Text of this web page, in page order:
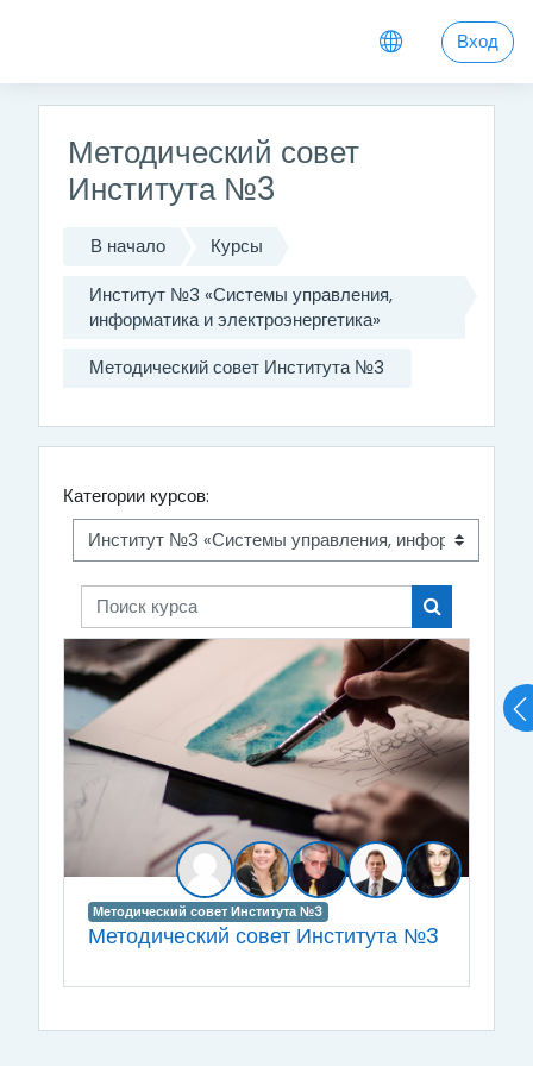
Вход
Методический совет
Института №3
В начало Курсы
Институт №3 «Системы управления,
информатика и электроэнергетика»
Методический совет Института №3
Категории курсов:
Поиск курса
Поиск курса
Методический совет Института №3
Методический совет Института №3